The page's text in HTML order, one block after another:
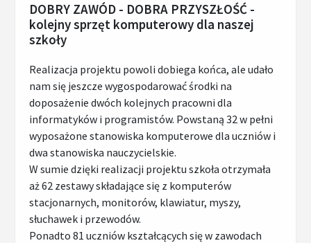
DOBRY ZAWÓD - DOBRA PRZYSZŁOŚĆ -
kolejny sprzęt komputerowy dla naszej
szkoły
Realizacja projektu powoli dobiega końca, ale udało
nam się jeszcze wygospodarować środki na
doposażenie dwóch kolejnych pracowni dla
informatyków i programistów. Powstaną 32 w pełni
wyposażone stanowiska komputerowe dla uczniów i
dwa stanowiska nauczycielskie.
W sumie dzięki realizacji projektu szkoła otrzymała
aż 62 zestawy składające się z komputerów
stacjonarnych, monitorów, klawiatur, myszy,
słuchawek i przewodów.
Ponadto 81 uczniów kształcących się w zawodach